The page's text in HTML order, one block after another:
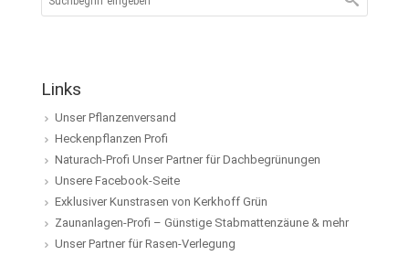
Links
Unser Pflanzenversand
Heckenpflanzen Profi
Naturach-Profi Unser Partner für Dachbegrünungen
Unsere Facebook-Seite
Exklusiver Kunstrasen von Kerkhoff Grün
Zaunanlagen-Profi – Günstige Stabmattenzäune & mehr
Unser Partner für Rasen-Verlegung